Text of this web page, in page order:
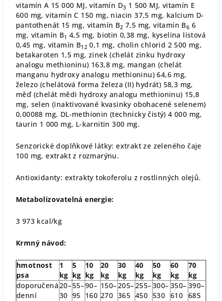
vitamín A 15 000 MJ, vitamín D3 1 500 MJ, vitamín E
600 mg, vitamín C 150 mg, niacin 37,5 mg, kalcium D-
pantothenát 15 mg, vitamín B2 7,5 mg, vitamín B6 6
mg, vitamín B1 4,5 mg, biotin 0,38 mg, kyselina listová
0,45 mg, vitamín B12 0,1 mg, cholin chlorid 2 500 mg,
betakaroten 1,5 mg, zinek (chelát zinku hydroxy
analogu methioninu) 163,8 mg, mangan (chelát
manganu hydroxy analogu methioninu) 64,6 mg,
železo (chelátová forma železa (II) hydrát) 58,3 mg,
měď (chelát mědi hydroxy analogu methioninu) 15,8
mg, selen (inaktivované kvasinky obohacené selenem)
0,00088 mg, DL-methionin (technicky čistý) 4 000 mg,
taurin 1 000 mg, L-karnitin 300 mg.
Senzorické doplňkové látky: extrakt ze zeleného čaje
100 mg, extrakt z rozmarýnu.
Antioxidanty: extrakty tokoferolu z rostlinných olejů.
Metabolizovatelná energie:
3 973 kcal/kg
Krmný návod:
hmotnost
psa
1
kg
5
kg
10
kg
20
kg
30
kg
40
kg
50
kg
60
kg
70
kg
doporučená
denní
20–
30
55–
95
90–
160
150–
270
205–
365
255–
450
300–
530
350–
610
390–
685